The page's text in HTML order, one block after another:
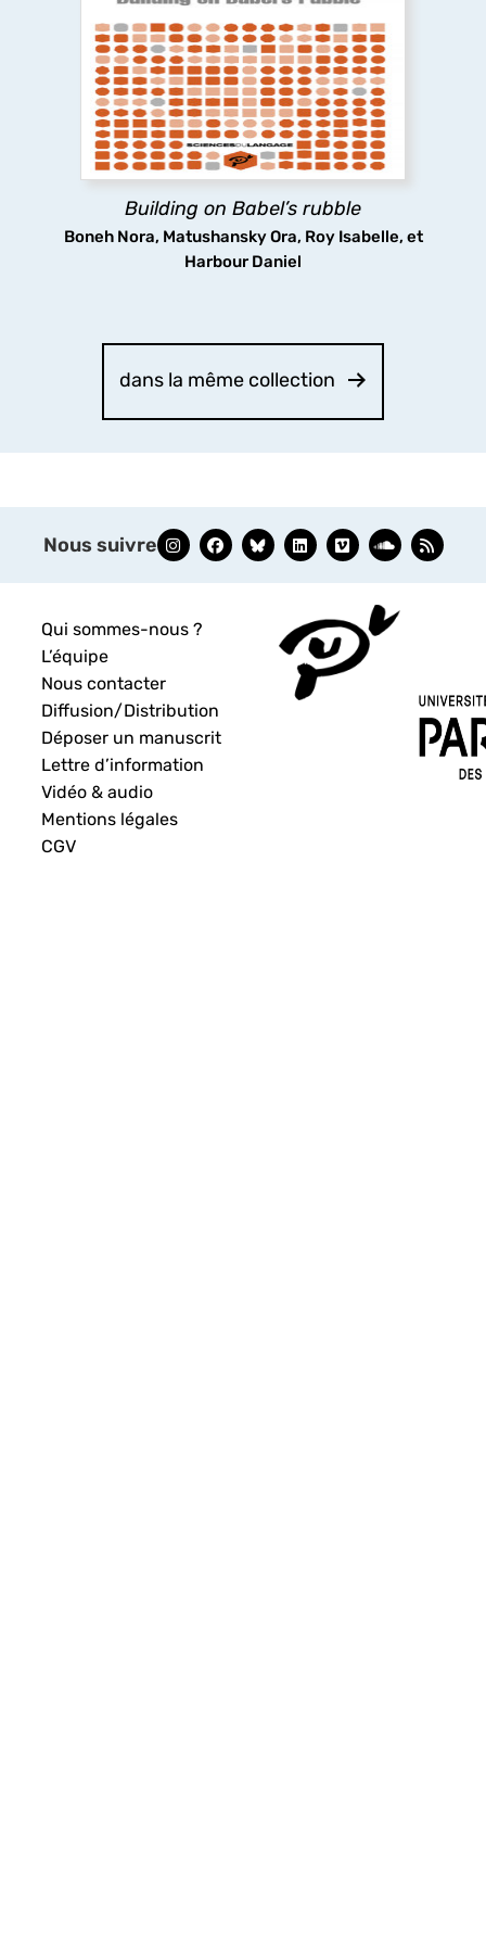
Building on Babel’s rubble
Boneh Nora, Matushansky Ora, Roy Isabelle, et
Harbour Daniel
This volume explores the unity of linguistic
diversity in ‘Babel’s rubble’ in the Generative
framework, covering a wide range of topics in
the various levels of linguistic analysis, with a
particular focus on Georgian and Kartvelian
languages.
découvrir
dans la même collection
Nous suivre
Qui sommes-nous ?
L’équipe
Nous contacter
Diffusion/Distribution
Déposer un manuscrit
Lettre d’information
Vidéo & audio
Mentions légales
CGV